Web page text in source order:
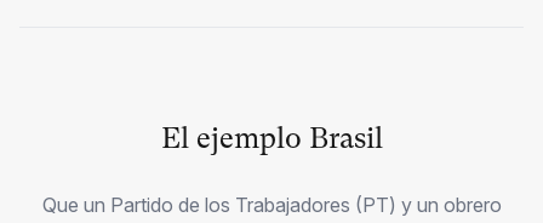
El ejemplo Brasil
Que un Partido de los Trabajadores (PT) y un obrero